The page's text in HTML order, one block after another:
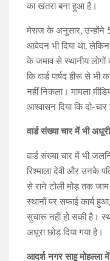
का खतरा बना हुआ है।
मेराज के अनुसार, उन्होंने
आवेदन भी दिया था,
के जमाव से स्थानीय लोगों
कि वार्ड पार्षद हीरू से
नहीं निकला। मामला
आश्वासन दिया कि दो-चार
वार्ड संख्या चार में भी
वार्ड संख्या चार में भी
रिश्माला देवी और उनके
से राने टोली मोड़ तक जाम
स्थानों पर सफाई कार्य
सुचारू नहीं हो सकी है।
अधूरा छोड़ दिया गया है।
आदर्श नगर साहू मोहल्ला